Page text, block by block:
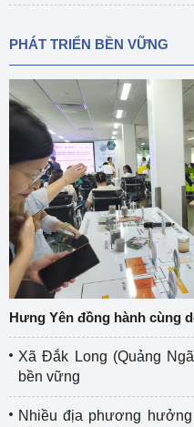
PHÁT TRIỂN BỀN VỮNG
Hưng Yên đồng hành cùng
Xã Đắk Long (Quảng
bền vững
Nhiều địa phương